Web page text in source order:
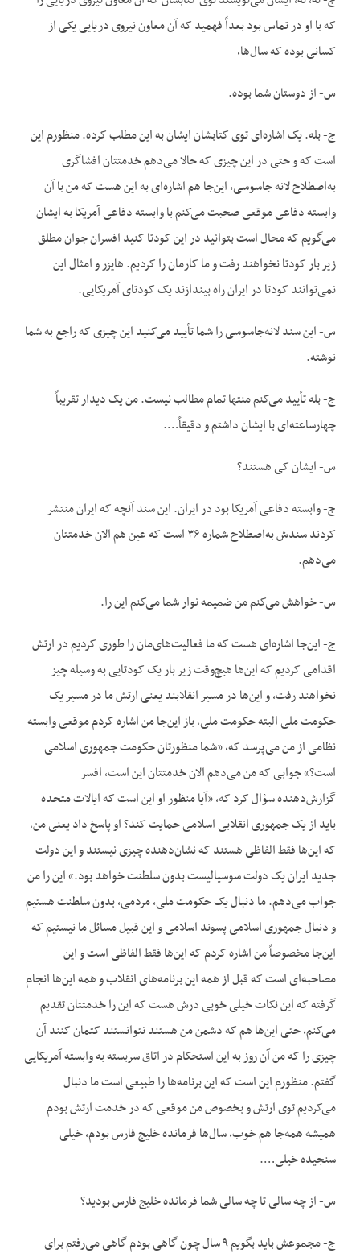
که با او در تماس بود بعداً فهمید که آن معاون نیروی دریایی یکی از
کسانی بوده که سال‌ها،
س- از دوستان شما بوده.
ج- بله. یک اشاره‌ای توی کتابشان ایشان به این مطلب کرده. منظورم این
است که و حتی در این چیزی که حالا می‌دهم خدمتتان افشاگری
به‌اصطلاح لانه جاسوسی، این‌جا هم اشاره‌ای به این هست که من با آن
وابسته دفاعی موقعی صحبت می‌کنم با وابسته دفاعی آمریکا به ایشان
می‌گویم که محال است بتوانید در این کودتا کنید افسران جوان مطلق
زیر بار کودتا نخواهند رفت و ما کارمان را کردیم. هایزر و امثال این
نمی‌توانند کودتا در ایران راه بیندازند یک کودتای آمریکایی.
س- این سند لانه‌جاسوسی را شما تأیید می‌کنید این چیزی که راجع به شما
نوشته.
ج- بله تأیید می‌کنم منتها تمام مطالب نیست. من یک دیدار تقریباً
چهارساعته‌ای با ایشان داشتم و دقیقاً….
س- ایشان کی هستند؟
ج- وابسته دفاعی آمریکا بود در ایران. این سند آنچه که ایران منتشر
کردند سندش به‌اصطلاح شماره ۳۶ است که عین هم الان خدمتتان
می‌دهم.
س- خواهش می‌کنم من ضمیمه نوار شما می‌کنم این را.
ج- این‌جا اشاره‌ای هست که ما فعالیت‌های‌مان را طوری کردیم در ارتش
اقدامی کردیم که این‌ها هیچ‌وقت زیر بار یک کودتایی به وسیله چیز
نخواهند رفت، و این‌ها در مسیر انقلابند یعنی ارتش ما در مسیر یک
حکومت ملی البته حکومت ملی، باز این‌جا من اشاره کردم موقعی وابسته
نظامی از من می‌پرسد که، «شما منظورتان حکومت جمهوری اسلامی
است؟» جوابی که من می‌دهم الان خدمتتان این است، افسر
گزارش‌دهنده سؤال کرد که، «آیا منظور او این است که ایالات متحده
باید از یک جمهوری انقلابی اسلامی حمایت کند؟ او پاسخ داد یعنی من،
که این‌ها فقط الفاظی هستند که نشان‌دهنده چیزی نیستند و این دولت
جدید ایران یک دولت سوسیالیست بدون سلطنت خواهد بود.» این را من
جواب می‌دهم. ما دنبال یک حکومت ملی، مردمی، بدون سلطنت هستیم
و دنبال جمهوری اسلامی پسوند اسلامی و این قبیل مسائل ما نیستیم که
این‌جا مخصوصاً من اشاره کردم که این‌ها فقط الفاظی است و این
مصاحبه‌ای است که قبل از همه این برنامه‌های انقلاب و همه این‌ها انجام
گرفته که این نکات خیلی خوبی درش هست که این را خدمتتان تقدیم
می‌کنم، حتی این‌ها هم که دشمن من هستند نتوانستند کتمان کنند آن
چیزی را که من آن روز به این استحکام در اتاق سربسته به وابسته آمریکایی
گفتم. منظورم این است که این برنامه‌ها را طبیعی است ما دنبال
می‌کردیم توی ارتش و بخصوص من موقعی که در خدمت ارتش بودم
همیشه همه‌جا هم خوب، سال‌ها فرمانده خلیج فارس بودم، خیلی
سنجیده خیلی….
س- از چه سالی تا چه سالی شما فرمانده خلیج فارس بودید؟
ج- مجموعش باید بگویم ۹ سال چون گاهی بودم گاهی می‌رفتم برای